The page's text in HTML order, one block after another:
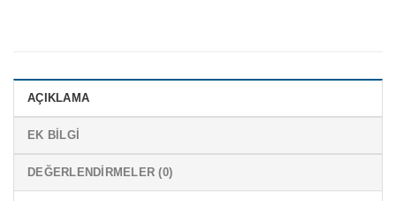
AÇIKLAMA
EK BILGI
DEĞERLENDIRMELER (0)